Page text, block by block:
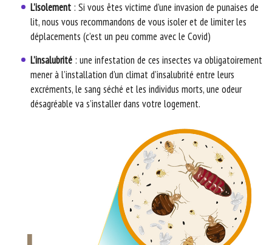
L’isolement : Si vous êtes victime d’une invasion de punaises de
lit, nous vous recommandons de vous isoler et de limiter les
déplacements (c’est un peu comme avec le Covid)
L’insalubrité : une infestation de ces insectes va obligatoirement
mener à l’installation d’un climat d’insalubrité entre leurs
excréments, le sang séché et les individus morts, une odeur
désagréable va s’installer dans votre logement.